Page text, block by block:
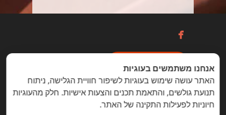

הזדמנויות מיוחדות ללקוחות folyou
אנחנו משתמשים בעוגיות
האתר עושה שימוש בעוגיות לשיפור חוויית הגלישה, ניתוח
תנועת גולשים, והתאמת תכנים והצעות אישיות. חלק מהעוגיות
חיוניות לפעילות התקינה של האתר.